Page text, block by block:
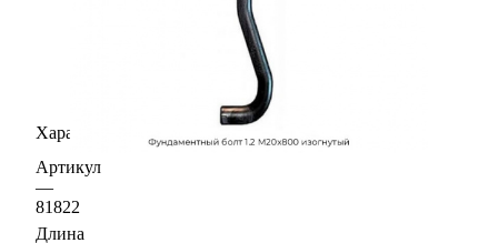
Характеристики
Артикул
—
81822
Длина